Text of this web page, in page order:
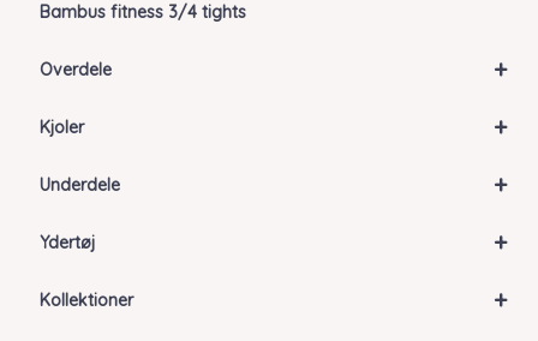
Bambus fitness 3/4 tights
+
Overdele
+
Kjoler
+
Underdele
+
Ydertøj
+
Kollektioner